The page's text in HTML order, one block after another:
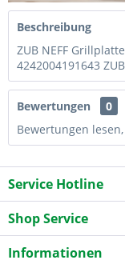
Beschreibung
ZUB NEFF
4242004191643
Bewertungen
0
Bewertungen
Service Hotline
Shop Service
Informationen